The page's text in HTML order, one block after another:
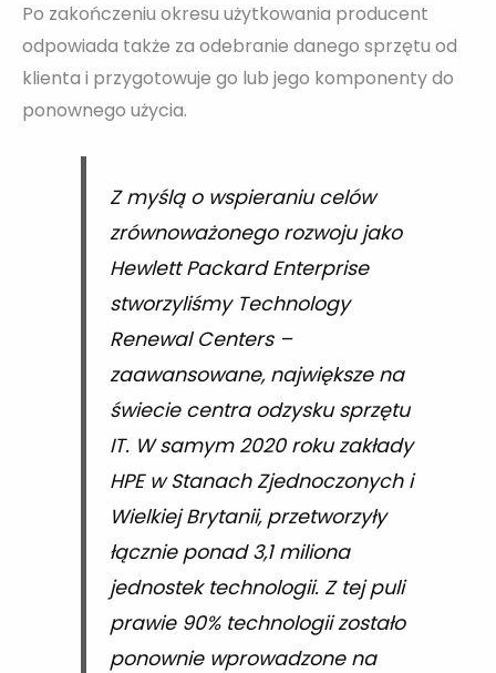
Po zakończeniu okresu użytkowania producent
odpowiada także za odebranie danego sprzętu od
klienta i przygotowuje go lub jego komponenty do
ponownego użycia.
Z myślą o wspieraniu celów
zrównoważonego rozwoju jako
Hewlett Packard Enterprise
stworzyliśmy Technology
Renewal Centers –
zaawansowane, największe na
świecie centra odzysku sprzętu
IT. W samym 2020 roku zakłady
HPE w Stanach Zjednoczonych i
Wielkiej Brytanii, przetworzyły
łącznie ponad 3,1 miliona
jednostek technologii. Z tej puli
prawie 90% technologii zostało
ponownie wprowadzone na